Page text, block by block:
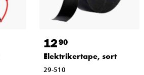
1290
Elektrikertape, sort
29-510